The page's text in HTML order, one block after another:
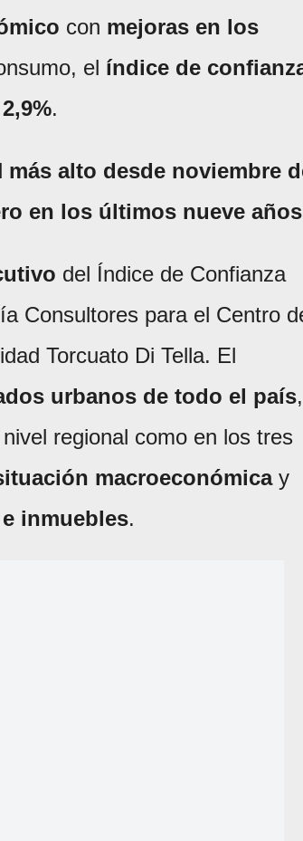
con mejoras en los
el índice de
.
más alto desde noviembre
en los últimos nueve años
del Índice de Confianza
Consultores para el Centro
Torcuato Di Tella. El
urbanos de todo el país,
regional como en los tres
macroeconómicay
inmuebles.